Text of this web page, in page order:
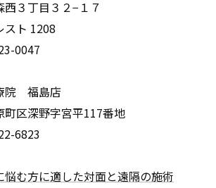
３丁目３２−１７
スト 1208
0047
院 福島店
町区深野字宮平117番地
6823
む方に適した対面と遠隔の施術